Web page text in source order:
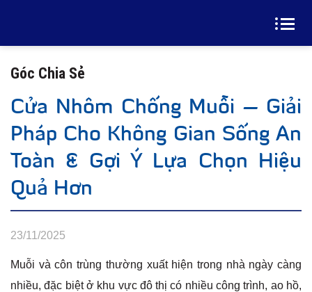
Góc Chia Sẻ
Cửa Nhôm Chống Muỗi – Giải
Pháp Cho Không Gian Sống An
Toàn & Gợi Ý Lựa Chọn Hiệu
Quả Hơn
23/11/2025
Muỗi và côn trùng thường xuất hiện trong nhà ngày càng
nhiều, đặc biệt ở khu vực đô thị có nhiều công trình, ao hồ,